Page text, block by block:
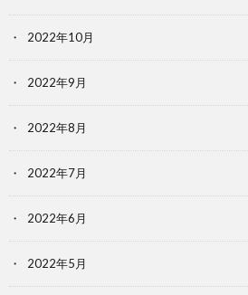
2022年10月
2022年9月
2022年8月
2022年7月
2022年6月
2022年5月